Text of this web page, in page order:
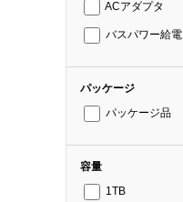
ACアダプタ
バスパワー給電
パッケージ
パッケージ品
容量
1TB